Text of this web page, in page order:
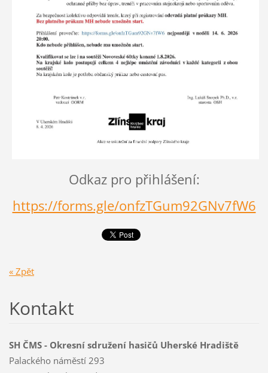
Odkaz pro přihlášení:
https://forms.gle/onfzTGum92GNv7fW6
« Zpět
Kontakt
SH ČMS - Okresní sdružení hasičů Uherské Hradiště
Palackého náměstí 293